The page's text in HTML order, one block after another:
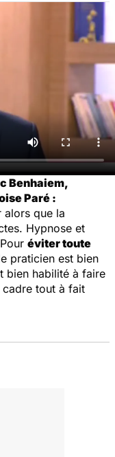
Benhaiem,
Paré :
alors que la
Hypnose et
éviter toute
praticien est bien
bien habilité à faire
cadre tout à fait